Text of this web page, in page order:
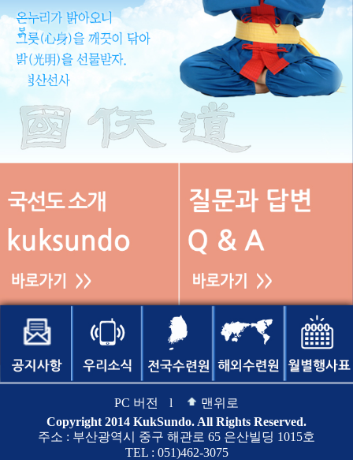
PC 버전 l
맨위로
Copyright 2014 KukSundo. All Rights Reserved.
주소 : 부산광역시 중구 해관로 65 은산빌딩 1015호
TEL : 051)462-3075